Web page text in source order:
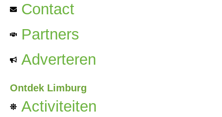
Contact
Partners
Adverteren
Ontdek Limburg
Activiteiten